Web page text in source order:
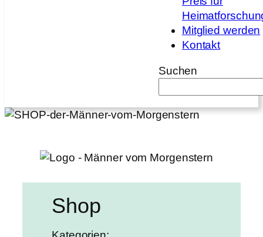
Mitglied werden
Kontakt
Suchen
Shop